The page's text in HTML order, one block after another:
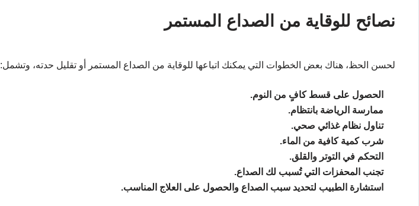
نصائح للوقاية من الصداع المستمر
لحسن الحظ، هناك بعض الخطوات التي يمكنك اتباعها للوقاية من الصداع المستمر أو تقليل حدته، وتشمل:
الحصول على قسط كافٍ من النوم.
ممارسة الرياضة بانتظام.
تناول نظام غذائي صحي.
شرب كمية كافية من الماء.
التحكم في التوتر والقلق.
تجنب المحفزات التي تُسبب لك الصداع.
استشارة الطبيب لتحديد سبب الصداع والحصول على العلاج المناسب.